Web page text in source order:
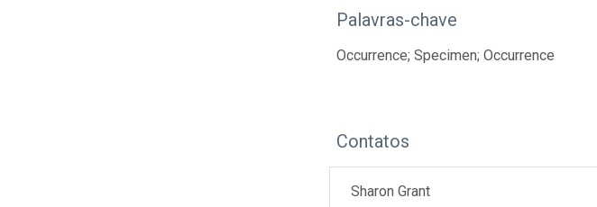
Palavras-chave
Occurrence; Specimen; Occurrence
Contatos
Sharon Grant